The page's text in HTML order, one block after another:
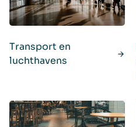
Transport en
luchthavens